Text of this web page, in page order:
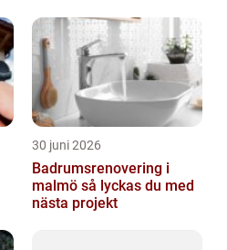
30 juni 2026
Badrumsrenovering i
malmö så lyckas du med
nästa projekt